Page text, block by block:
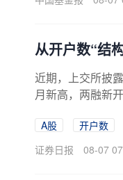
从开户数“结
近期，上交所披
月新高，两融新
A股 开户数
证券日报
08-07